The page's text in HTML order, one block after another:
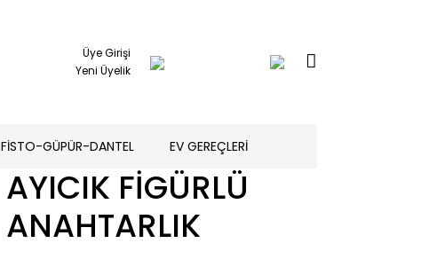
Üye Girişi
Yeni Üyelik
FİSTO-GÜPÜR-DANTEL EV GEREÇLERİ
AYICIK FİGÜRLÜ
ANAHTARLIK